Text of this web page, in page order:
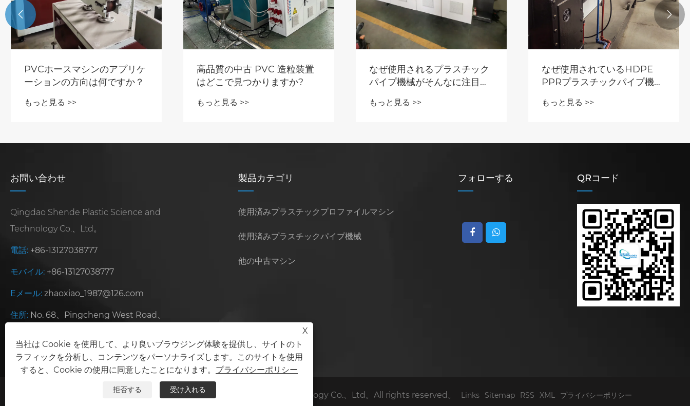
PVCホースマシンのアプリケ
ーションの方向は何ですか？
もっと見る >>
高品質の中古 PVC 造粒装置
はどこで見つかりますか?
もっと見る >>
なぜ使用されるプラスチック
パイプ機械がそんなに注目さ
もっと見る >>
なぜ使用されているHDPE
PPRプラスチックパイプ機械
なぜですか？
もっと見る >>
 
お問い合わせ
Qingdao Shende Plastic Science and
Technology Co.、Ltd。
電話: +86-13127038777
モバイル: +86-13127038777
Eメール: zhaoxiao_1987@126.com
住所: No. 68、Pingcheng West Road、
市、中国上海省、
製品カテゴリ
使用済みプラスチックプロファイルマシン
使用済みプラスチックパイプ機械
他の中古マシン
フォローする QRコード
Copyright©2025 Qingdao Shende Plastic Science and Technology Co.、Ltd。All rights reserved。 Links Sitemap RSS XML プライバシーポリシー
X
当社は Cookie を使用して、より良いブラウジング体験を提供し、サイトのト
ラフィックを分析し、コンテンツをパーソナライズします。このサイトを使用
すると、Cookie の使用に同意したことになります。 プライバシーポリシー
拒否する 受け入れる